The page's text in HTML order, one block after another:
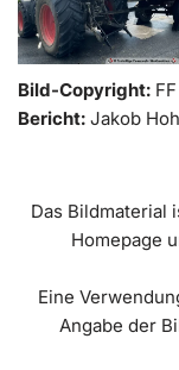
Bild-Copyright:
Bericht: Jakob
Das Bildmaterial
Homepage
Eine
Angabe der